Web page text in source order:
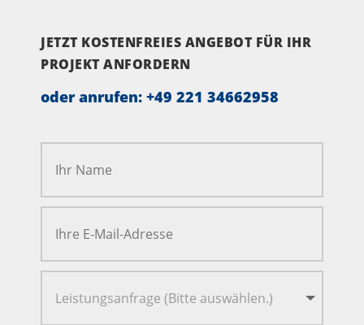
JETZT KOSTENFREIES ANGEBOT FÜR IHR
PROJEKT ANFORDERN
oder anrufen: +49 221 34662958